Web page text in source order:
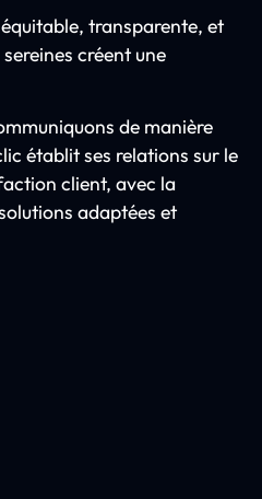
transparente, et
créent une
de manière
établit ses relations sur le
client, avec la
adaptées et